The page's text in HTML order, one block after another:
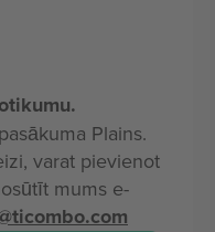
Plains.
varat pievienot
mums e-